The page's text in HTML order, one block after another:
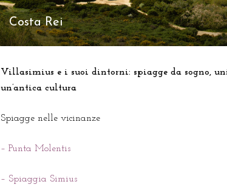
Villasimius
Villasimius e i suoi dintorni: spiagge da sogno,
un’antica cultura
Spiagge nelle vicinanze
– Punta Molentis
– Spiaggia Simius